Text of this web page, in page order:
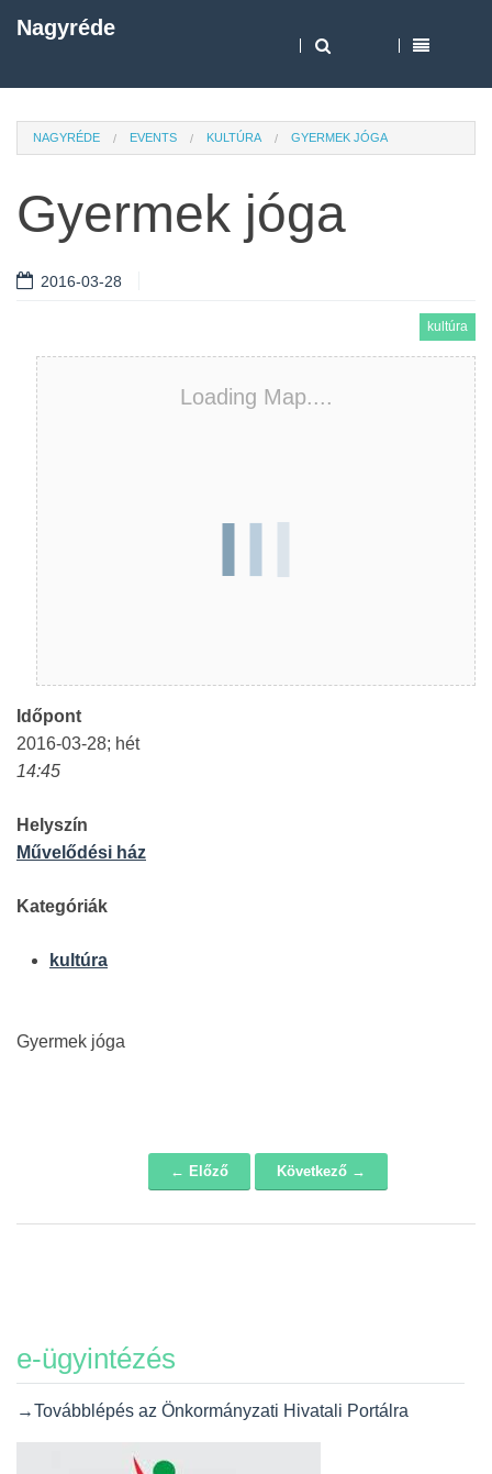
Nagyréde
NAGYRÉDE EVENTS KULTÚRA GYERMEK JÓGA
Gyermek jóga
2016-03-28
kultúra
Loading Map....
Időpont
2016-03-28; hét
14:45
Helyszín
Művelődési ház
Kategóriák
kultúra
Gyermek jóga
← Előző Következő →
e-ügyintézés
→Továbblépés az Önkormányzati Hivatali Portálra